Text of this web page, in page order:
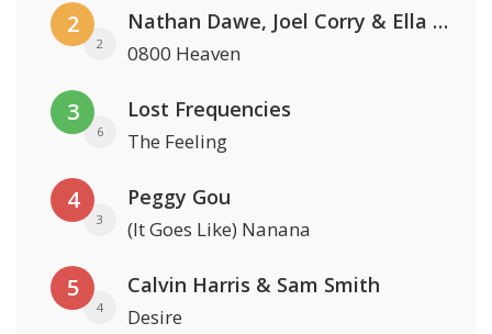
2
2
Nathan Dawe, Joel Corry & Ella Henderson
0800 Heaven
3
6
Lost Frequencies
The Feeling
4
3
Peggy Gou
(It Goes Like) Nanana
5
4
Calvin Harris & Sam Smith
Desire